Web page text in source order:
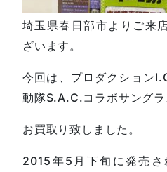
埼玉県春日部市よりご来
ざいます。
今回は、プロダクション
動隊S.A.C.コラボサングラ
お買取り致しました。
2015年5月下旬に発売